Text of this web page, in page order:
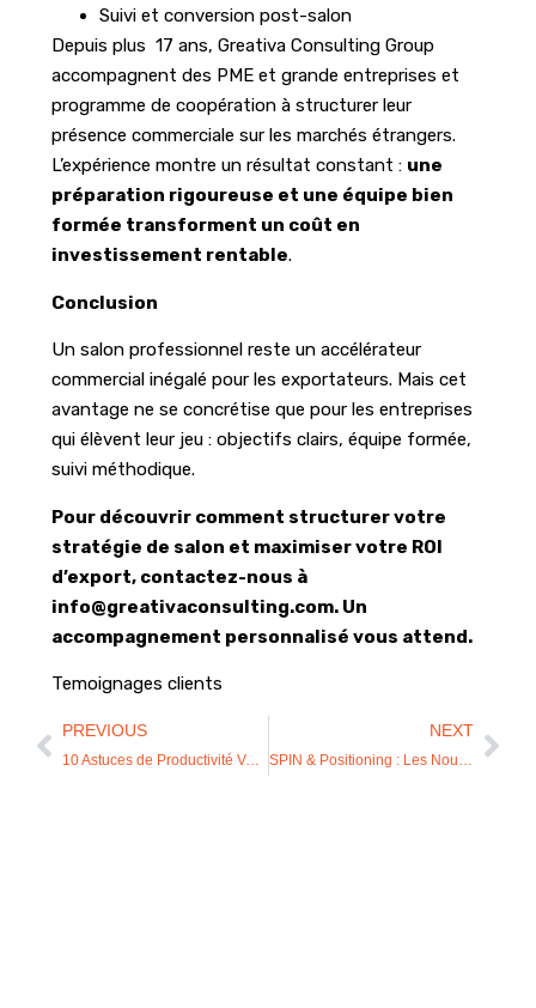
Suivi et conversion post-salon
Depuis plus 17 ans, Greativa Consulting Group
accompagnent des PME et grande entreprises et
programme de coopération à structurer leur
présence commerciale sur les marchés étrangers.
L’expérience montre un résultat constant : une
préparation rigoureuse et une équipe bien
formée transforment un coût en
investissement rentable.
Conclusion
Un salon professionnel reste un accélérateur
commercial inégalé pour les exportateurs. Mais cet
avantage ne se concrétise que pour les entreprises
qui élèvent leur jeu : objectifs clairs, équipe formée,
suivi méthodique.
Pour découvrir comment structurer votre
stratégie de salon et maximiser votre ROI
d’export, contactez-nous à
info@greativaconsulting.com. Un
accompagnement personnalisé vous attend.
Temoignages clients
PREVIOUS
10 Astuces de Productivité Validées par les Neurosciences (Qui Marchent Vraiment !)
NEXT
SPIN & Positioning : Les Nouveaux Codes de la Vente Moderne au Sein des PME